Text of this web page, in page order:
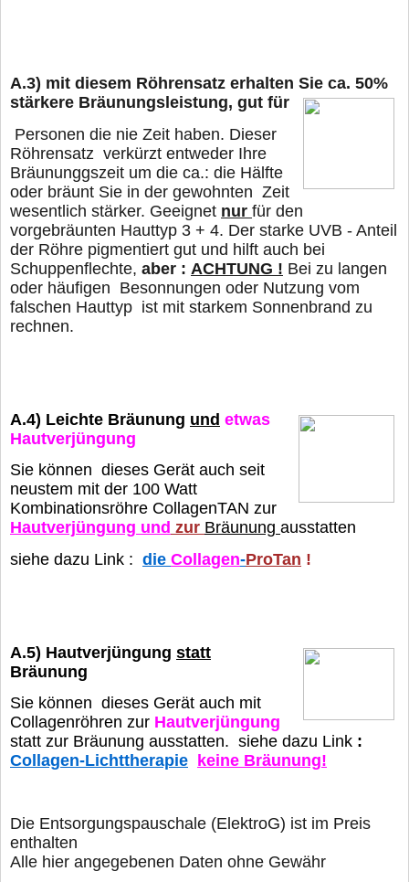
A.3) mit diesem Röhrensatz erhalten Sie ca. 50%
stärkere Bräunungsleistung, gut für
Personen die nie Zeit haben. Dieser
Röhrensatz verkürzt entweder Ihre
Bräununggszeit um die ca.: die Hälfte
oder bräunt Sie in der gewohnten Zeit
wesentlich stärker. Geeignet nur für den
vorgebräunten Hauttyp 3 + 4. Der starke UVB - Anteil
der Röhre pigmentiert gut und hilft auch bei
Schuppenflechte, aber : ACHTUNG ! Bei zu langen
oder häufigen Besonnungen oder Nutzung vom
falschen Hauttyp ist mit starkem Sonnenbrand zu
rechnen.
A.4) Leichte Bräunung und etwas
Hautverjüngung
Sie können dieses Gerät auch seit
neustem mit der 100 Watt
Kombinationsröhre CollagenTAN zur
Hautverjüngung und zur Bräunung ausstatten
siehe dazu Link : die Collagen-ProTan !
A.5) Hautverjüngung statt
Bräunung
Sie können dieses Gerät auch mit
Collagenröhren zur Hautverjüngung
statt zur Bräunung ausstatten. siehe dazu Link :
Collagen-Lichttherapie
keine Bräunung!
Die Entsorgungspauschale (ElektroG) ist im Preis
enthalten
Alle hier angegebenen Daten ohne Gewähr